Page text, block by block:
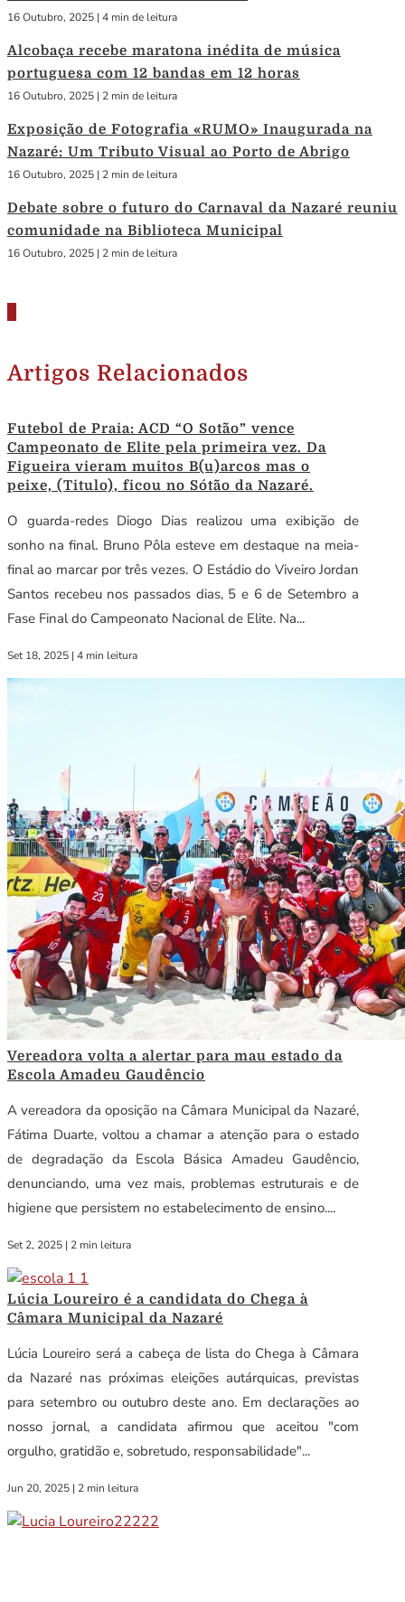
16 Outubro, 2025 | 4 min de leitura
Alcobaça recebe maratona inédita de música
portuguesa com 12 bandas em 12 horas
16 Outubro, 2025 | 2 min de leitura
Exposição de Fotografia «RUMO» Inaugurada na
Nazaré: Um Tributo Visual ao Porto de Abrigo
16 Outubro, 2025 | 2 min de leitura
Debate sobre o futuro do Carnaval da Nazaré reuniu
comunidade na Biblioteca Municipal
16 Outubro, 2025 | 2 min de leitura
Artigos Relacionados
Futebol de Praia: ACD “O Sotão” vence
Campeonato de Elite pela primeira vez. Da
Figueira vieram muitos B(u)arcos mas o
peixe, (Titulo), ficou no Sótão da Nazaré.
O guarda-redes Diogo Dias realizou uma exibição de
sonho na final. Bruno Pôla esteve em destaque na meia-
final ao marcar por três vezes. O Estádio do Viveiro Jordan
Santos recebeu nos passados dias, 5 e 6 de Setembro a
Fase Final do Campeonato Nacional de Elite. Na...
Set 18, 2025 | 4 min leitura
Vereadora volta a alertar para mau estado da
Escola Amadeu Gaudêncio
A vereadora da oposição na Câmara Municipal da Nazaré,
Fátima Duarte, voltou a chamar a atenção para o estado
de degradação da Escola Básica Amadeu Gaudêncio,
denunciando, uma vez mais, problemas estruturais e de
higiene que persistem no estabelecimento de ensino....
Set 2, 2025 | 2 min leitura
Lúcia Loureiro é a candidata do Chega à
Câmara Municipal da Nazaré
Lúcia Loureiro será a cabeça de lista do Chega à Câmara
da Nazaré nas próximas eleições autárquicas, previstas
para setembro ou outubro deste ano. Em declarações ao
nosso jornal, a candidata afirmou que aceitou "com
orgulho, gratidão e, sobretudo, responsabilidade"...
Jun 20, 2025 | 2 min leitura